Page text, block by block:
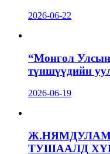
2026-06-22
“Монгол
түншүүдийн
2026-06-19
ТУШААЛД